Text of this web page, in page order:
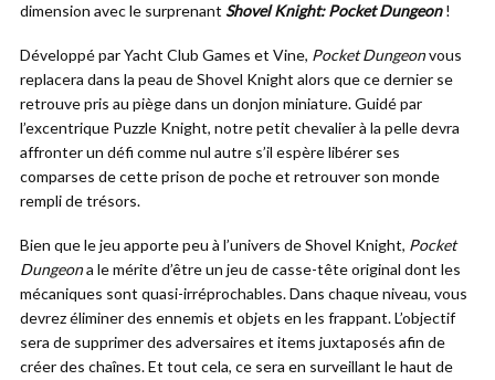
dimension avec le surprenant Shovel Knight: Pocket Dungeon!
Développé par Yacht Club Games et Vine, Pocket Dungeonvous
replacera dans la peau de Shovel Knight alors que ce dernier se
retrouve pris au piège dans un donjon miniature. Guidé par
l’excentrique Puzzle Knight, notre petit chevalier à la pelle devra
affronter un défi comme nul autre s’il espère libérer ses
comparses de cette prison de poche et retrouver son monde
rempli de trésors.
Bien que le jeu apporte peu à l’univers de Shovel Knight, Pocket
Dungeona le mérite d’être un jeu de casse-tête original dont les
mécaniques sont quasi-irréprochables. Dans chaque niveau, vous
devrez éliminer des ennemis et objets en les frappant. L’objectif
sera de supprimer des adversaires et items juxtaposés afin de
créer des chaînes. Et tout cela, ce sera en surveillant le haut de